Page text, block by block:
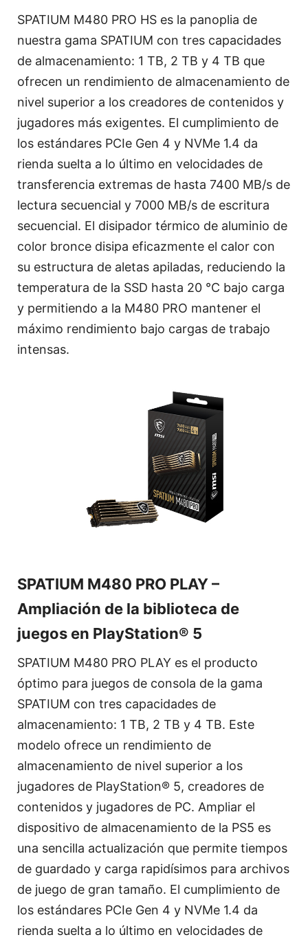
SPATIUM M480 PRO HS es la panoplia de
nuestra gama SPATIUM con tres capacidades
de almacenamiento: 1 TB, 2 TB y 4 TB que
ofrecen un rendimiento de almacenamiento de
nivel superior a los creadores de contenidos y
jugadores más exigentes. El cumplimiento de
los estándares PCIe Gen 4 y NVMe 1.4 da
rienda suelta a lo último en velocidades de
transferencia extremas de hasta 7400 MB/s de
lectura secuencial y 7000 MB/s de escritura
secuencial. El disipador térmico de aluminio de
color bronce disipa eficazmente el calor con
su estructura de aletas apiladas, reduciendo la
temperatura de la SSD hasta 20 °C bajo carga
y permitiendo a la M480 PRO mantener el
máximo rendimiento bajo cargas de trabajo
intensas.
SPATIUM M480 PRO PLAY –
Ampliación de la biblioteca de
juegos en PlayStation® 5
SPATIUM M480 PRO PLAY es el producto
óptimo para juegos de consola de la gama
SPATIUM con tres capacidades de
almacenamiento: 1 TB, 2 TB y 4 TB. Este
modelo ofrece un rendimiento de
almacenamiento de nivel superior a los
jugadores de PlayStation® 5, creadores de
contenidos y jugadores de PC. Ampliar el
dispositivo de almacenamiento de la PS5 es
una sencilla actualización que permite tiempos
de guardado y carga rapidísimos para archivos
de juego de gran tamaño. El cumplimiento de
los estándares PCIe Gen 4 y NVMe 1.4 da
rienda suelta a lo último en velocidades de